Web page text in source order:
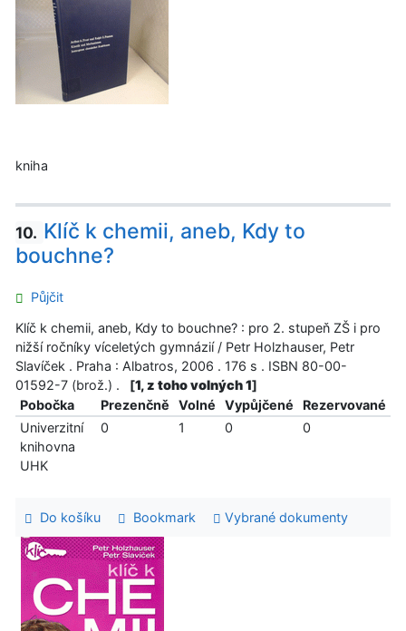
kniha
10. Klíč k chemii, aneb, Kdy to
bouchne?
Půjčit
Klíč k chemii, aneb, Kdy to bouchne? : pro 2. stupeň ZŠ i pro
nižší ročníky víceletých gymnázií / Petr Holzhauser, Petr
Slavíček . Praha : Albatros, 2006 . 176 s . ISBN 80-00-
01592-7 (brož.) .
[1, z toho volných 1]
Pobočka
Prezenčně Volné Vypůjčené
Rezervované
Univerzitní
knihovna
UHK
0 1 0 0
Do košíku Bookmark Vybrané dokumenty